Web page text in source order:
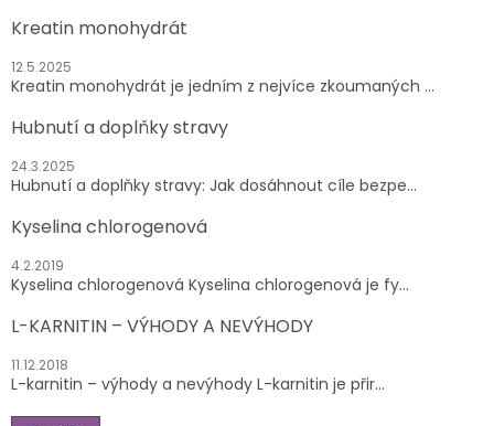
Kreatin monohydrát
12.5.2025
Kreatin monohydrát je jedním z nejvíce zkoumaných ...
Hubnutí a doplňky stravy
24.3.2025
Hubnutí a doplňky stravy: Jak dosáhnout cíle bezpe...
Kyselina chlorogenová
4.2.2019
Kyselina chlorogenová Kyselina chlorogenová je fy...
L-KARNITIN – VÝHODY A NEVÝHODY
11.12.2018
L-karnitin – výhody a nevýhody L-karnitin je přir...